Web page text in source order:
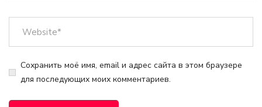
Сохранить моё имя, email и адрес сайта в этом браузере
для последующих моих комментариев.